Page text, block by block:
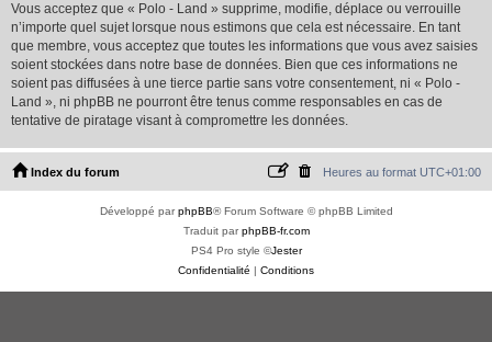
Vous acceptez que « Polo - Land » supprime, modifie, déplace ou verrouille
n’importe quel sujet lorsque nous estimons que cela est nécessaire. En tant
que membre, vous acceptez que toutes les informations que vous avez saisies
soient stockées dans notre base de données. Bien que ces informations ne
soient pas diffusées à une tierce partie sans votre consentement, ni « Polo -
Land », ni phpBB ne pourront être tenus comme responsables en cas de
tentative de piratage visant à compromettre les données.
Index du forum Heures au format UTC+01:00
Développé parphpBB® Forum Software © phpBB Limited
Traduit parphpBB-fr.com
PS4 Pro style ©Jester
Confidentialité | Conditions